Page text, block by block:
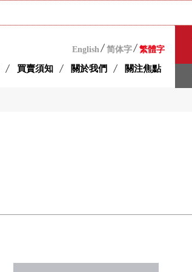
English 简体字 繁體字
買賣須知 關於我們 關注焦點